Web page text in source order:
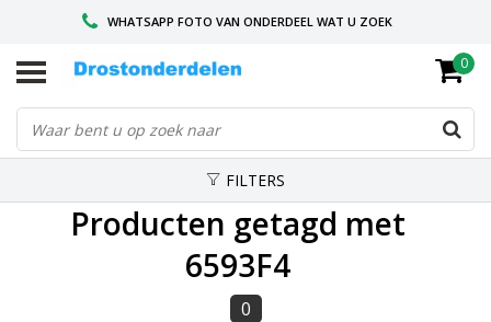
WHATSAPP FOTO VAN ONDERDEEL WAT U ZOEK
VOOR 16.00 BESTELD, VANDAAG VERZONDEN
GESPECIALISEERD PEUGEOT
0
FILTERS
Producten getagd met
6593F4
0